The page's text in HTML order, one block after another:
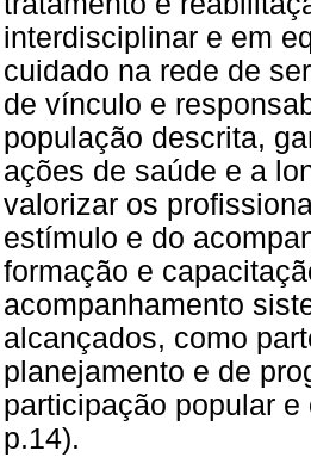
interdisciplinar e em
cuidado na rede de
de vínculo e
população descrita,
ações de saúde e a
valorizar os
estímulo e do
formação e
acompanhamento
alcançados, como
planejamento e de
participação popular
p.14).